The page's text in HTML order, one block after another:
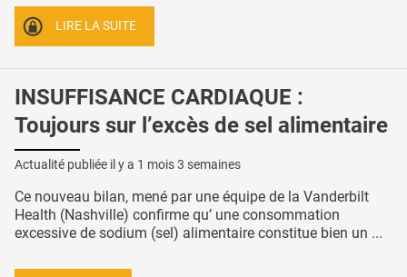
LIRE LA SUITE
INSUFFISANCE CARDIAQUE :
Toujours sur l’excès de sel alimentaire
Actualité publiée il y a 1 mois 3 semaines
Ce nouveau bilan, mené par une équipe de la Vanderbilt
Health (Nashville) confirme qu’ une consommation
excessive de sodium (sel) alimentaire constitue bien un ...